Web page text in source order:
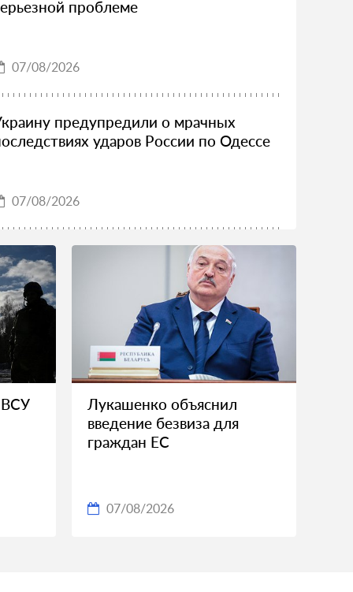
проблеме
07/08/2026
предупредили о мрачных
ударов России по Одессе
07/08/2026
ВСУ
Лукашенко объяснил
введение безвиза для
граждан ЕС
07/08/2026